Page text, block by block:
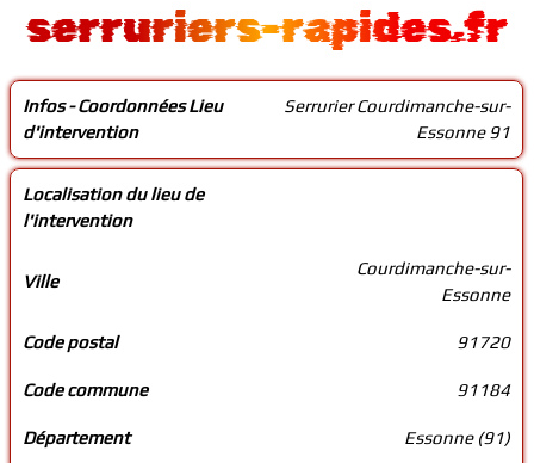
serruriers-rapides.fr
Infos - Coordonnées Lieu
d'intervention
Serrurier Courdimanche-sur-
Essonne 91
Localisation du lieu de
l'intervention
Ville
Courdimanche-sur-
Essonne
Code postal 91720
Code commune 91184
Département Essonne (91)